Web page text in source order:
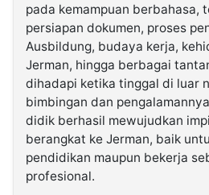
pada kemampuan berbahasa,
persiapan dokumen, proses
Ausbildung, budaya kerja,
Jerman, hingga berbagai
dihadapi ketika tinggal di luar
bimbingan dan
didik berhasil mewujudkan
berangkat ke Jerman, baik
pendidikan maupun bekerja
profesional.